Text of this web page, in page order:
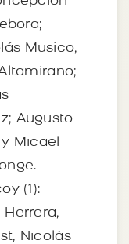
Musico,
Augusto
Micael
(1):
Nicolás